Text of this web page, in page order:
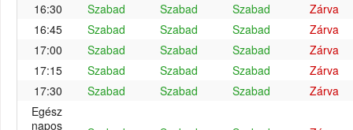
16:30 Szabad Szabad Szabad
Zárva
16:45
Szabad Szabad Szabad
Zárva
17:00
Szabad Szabad Szabad
Zárva
17:15
Szabad Szabad Szabad
Zárva
17:30
Szabad Szabad Szabad
Zárva
Egész
napos